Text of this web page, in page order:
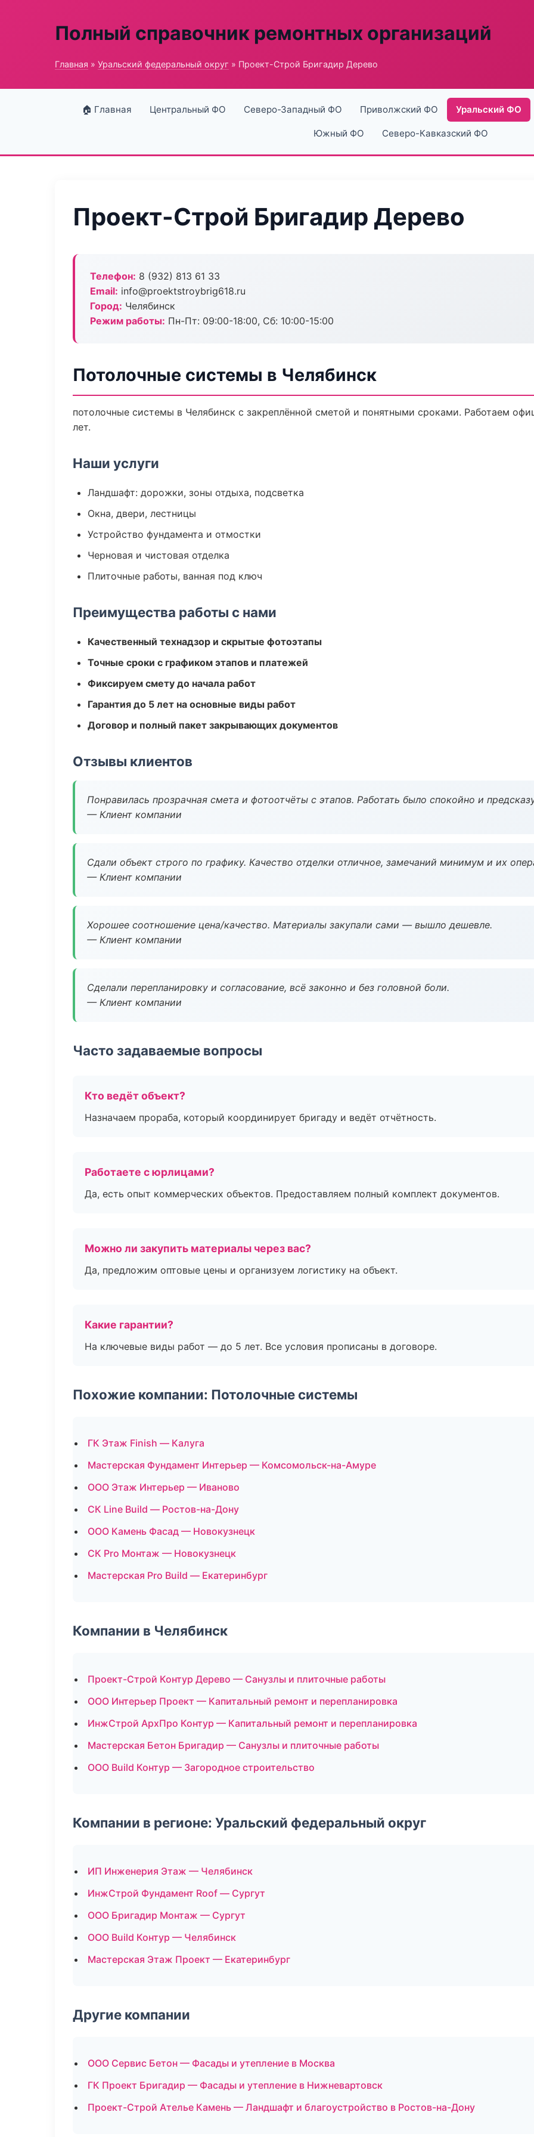
Полный справочник ремонтных организаций
Главная » Уральский федеральный округ » Проект-Строй Бригадир Дерево
🏠 Главная Центральный ФО Северо-Западный ФО Приволжский ФО Уральский ФО
Южный ФО Северо-Кавказский ФО
Проект-Строй Бригадир Дерево
Телефон: 8 (932) 813 61 33
Email: info@proektstroybrig618.ru
Город: Челябинск
Режим работы: Пн-Пт: 09:00-18:00, Сб: 10:00-15:00
Потолочные системы в Челябинск
потолочные системы в Челябинск с закреплённой сметой и понятными сроками. Работаем
лет.
Наши услуги
Ландшафт: дорожки, зоны отдыха, подсветка
Окна, двери, лестницы
Устройство фундамента и отмостки
Черновая и чистовая отделка
Плиточные работы, ванная под ключ
Преимущества работы с нами
Качественный технадзор и скрытые фотоэтапы
Точные сроки с графиком этапов и платежей
Фиксируем смету до начала работ
Гарантия до 5 лет на основные виды работ
Договор и полный пакет закрывающих документов
Отзывы клиентов
Понравилась прозрачная смета и фотоотчёты с этапов. Работать было спокойно и
— Клиент компании
Сдали объект строго по графику. Качество отделки отличное, замечаний минимум и их
— Клиент компании
Хорошее соотношение цена/качество. Материалы закупали сами — вышло дешевле.
— Клиент компании
Сделали перепланировку и согласование, всё законно и без головной боли.
— Клиент компании
Часто задаваемые вопросы
Кто ведёт объект?
Назначаем прораба, который координирует бригаду и ведёт отчётность.
Работаете с юрлицами?
Да, есть опыт коммерческих объектов. Предоставляем полный комплект документов.
Можно ли закупить материалы через вас?
Да, предложим оптовые цены и организуем логистику на объект.
Какие гарантии?
На ключевые виды работ — до 5 лет. Все условия прописаны в договоре.
Похожие компании: Потолочные системы
ГК Этаж Finish — Калуга
Мастерская Фундамент Интерьер — Комсомольск-на-Амуре
ООО Этаж Интерьер — Иваново
СК Line Build — Ростов-на-Дону
ООО Камень Фасад — Новокузнецк
СК Pro Монтаж — Новокузнецк
Мастерская Pro Build — Екатеринбург
Компании в Челябинск
Проект-Строй Контур Дерево — Санузлы и плиточные работы
ООО Интерьер Проект — Капитальный ремонт и перепланировка
ИнжСтрой АрхПро Контур — Капитальный ремонт и перепланировка
Мастерская Бетон Бригадир — Санузлы и плиточные работы
ООО Build Контур — Загородное строительство
Компании в регионе: Уральский федеральный округ
ИП Инженерия Этаж — Челябинск
ИнжСтрой Фундамент Roof — Сургут
ООО Бригадир Монтаж — Сургут
ООО Build Контур — Челябинск
Мастерская Этаж Проект — Екатеринбург
Другие компании
ООО Сервис Бетон — Фасады и утепление в Москва
ГК Проект Бригадир — Фасады и утепление в Нижневартовск
Проект-Строй Ателье Камень — Ландшафт и благоустройство в Ростов-на-Дону